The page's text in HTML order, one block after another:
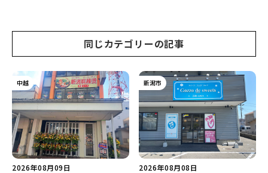
同じカテゴリーの記事
中越
2026年08月09日
新潟市
2026年08月08日